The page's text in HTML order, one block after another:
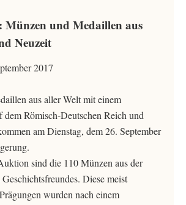
und Medaillen aus
Neuzeit
2017
aus aller Welt mit einem
dem Römisch-Deutschen Reich und
am Dienstag, dem 26. September
sind die 110 Münzen aus der
Diese meist
wurden nach einem